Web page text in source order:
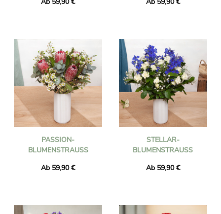
Ab 59,90 €
Ab 59,90 €
PASSION-
BLUMENSTRAUSS
Ab 59,90 €
STELLAR-
BLUMENSTRAUSS
Ab 59,90 €